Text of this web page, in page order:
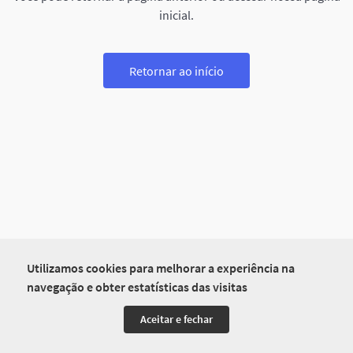
Utilizamos cookies para melhorar a experiência na
navegação e obter estatísticas das visitas
Aceitar e fechar
inicial.
Retornar ao início